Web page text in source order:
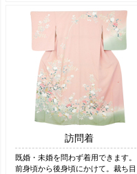
訪問着
既婚・未婚を問わず着用できます。
前身頃から後身頃にかけて。裁ち目